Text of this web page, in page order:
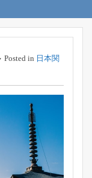
Posted in 日本関